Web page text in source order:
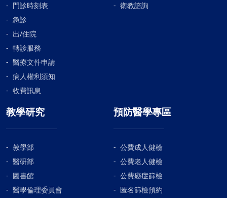
門診時刻表
急診
出/住院
轉診服務
醫療文件申請
病人權利須知
收費訊息
衛教諮詢
教學研究
教學部
醫研部
圖書館
醫學倫理委員會
預防醫學專區
公費成人健檢
公費老人健檢
公費癌症篩檢
匿名篩檢預約